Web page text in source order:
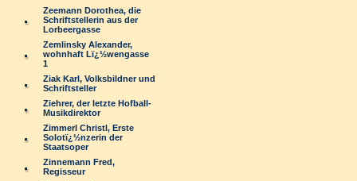
Zeemann Dorothea, die
Schriftstellerin aus der
Lorbeergasse
Zemlinsky Alexander,
wohnhaft Lï¿½wengasse
1
Ziak Karl, Volksbildner und
Schriftsteller
Ziehrer, der letzte Hofball-
Musikdirektor
Zimmerl Christl, Erste
Solotï¿½nzerin der
Staatsoper
Zinnemann Fred,
Regisseur